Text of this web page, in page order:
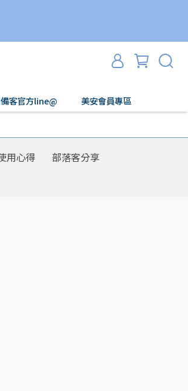
客官方line@ 美安會員專區
用心得
部落客分享